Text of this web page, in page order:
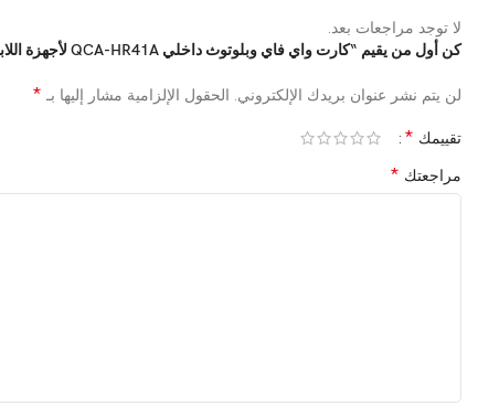
لا توجد مراجعات بعد.
كن أول من يقيم “كارت واي فاي وبلوتوث داخلي QCA-HR41A لأجهزة اللابتوب”
لن يتم نشر عنوان بريدك الإلكتروني. الحقول الإلزامية مشار إليها بـ *
تقييمك *
مراجعتك *